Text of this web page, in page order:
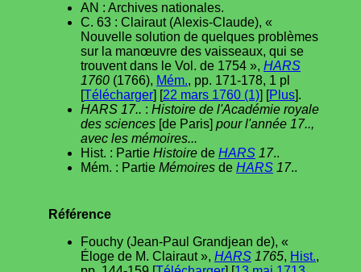
AN : Archives nationales.
C. 63 : Clairaut (Alexis-Claude), «
Nouvelle solution de quelques problèmes
sur la manœuvre des vaisseaux, qui se
trouvent dans le Vol. de 1754 », HARS
1760 (1766), Mém., pp. 171-178, 1 pl
[Télécharger] [22 mars 1760 (1)] [Plus].
HARS 17.. : Histoire de l'Académie royale
des sciences [de Paris] pour l'année 17..,
avec les mémoires...
Hist. : Partie Histoire de HARS 17..
Mém. : Partie Mémoires de HARS 17..
Référence
Fouchy (Jean-Paul Grandjean de), «
Éloge de M. Clairaut », HARS 1765, Hist.,